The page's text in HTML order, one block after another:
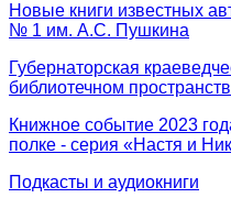
Новые книги известных
№ 1 им. А.С. Пушкина
Губернаторская
библиотечном
Книжное событие 2023
полке - серия «Настя и
Подкасты и аудиокниги